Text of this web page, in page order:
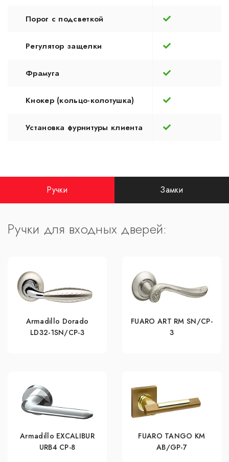
Порог с подсветкой
Регулятор защелки
Фрамуга
Кнокер (кольцо-колотушка)
Установка фурнитуры клиента
Ручки Замки
Ручки для входных дверей:
Armadillo Dorado
LD32-1SN/CP-3
FUARO ART RM SN/CP-
3
Armadillo EXCALIBUR
URB4 СР-8
FUARO TANGO KM
AB/GP-7